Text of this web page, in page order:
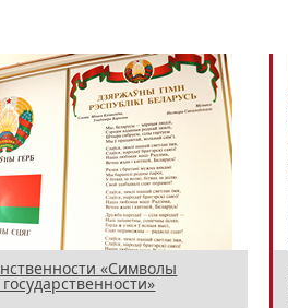
«Символы